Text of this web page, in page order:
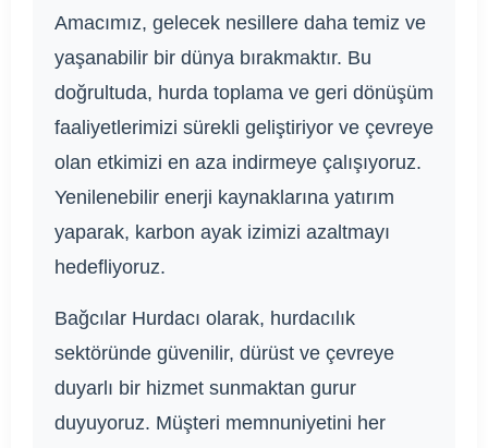
Amacımız, gelecek nesillere daha temiz ve
yaşanabilir bir dünya bırakmaktır. Bu
doğrultuda, hurda toplama ve geri dönüşüm
faaliyetlerimizi sürekli geliştiriyor ve çevreye
olan etkimizi en aza indirmeye çalışıyoruz.
Yenilenebilir enerji kaynaklarına yatırım
yaparak, karbon ayak izimizi azaltmayı
hedefliyoruz.
Bağcılar Hurdacı olarak, hurdacılık
sektöründe güvenilir, dürüst ve çevreye
duyarlı bir hizmet sunmaktan gurur
duyuyoruz. Müşteri memnuniyetini her